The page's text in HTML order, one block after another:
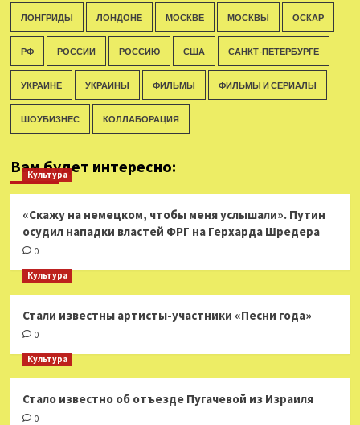
ЛОНГРИДЫ ЛОНДОНЕ МОСКВЕ МОСКВЫ ОСКАР
РФ РОССИИ РОССИЮ США САНКТ-ПЕТЕРБУРГЕ
УКРАИНЕ УКРАИНЫ ФИЛЬМЫ ФИЛЬМЫ И СЕРИАЛЫ
ШОУБИЗНЕС КОЛЛАБОРАЦИЯ
Вам будет интересно:
Культура
«Скажу на немецком, чтобы меня услышали». Путин
осудил нападки властей ФРГ на Герхарда Шредера
0
Культура
Стали известны артисты-участники «Песни года»
0
Культура
Стало известно об отъезде Пугачевой из Израиля
0